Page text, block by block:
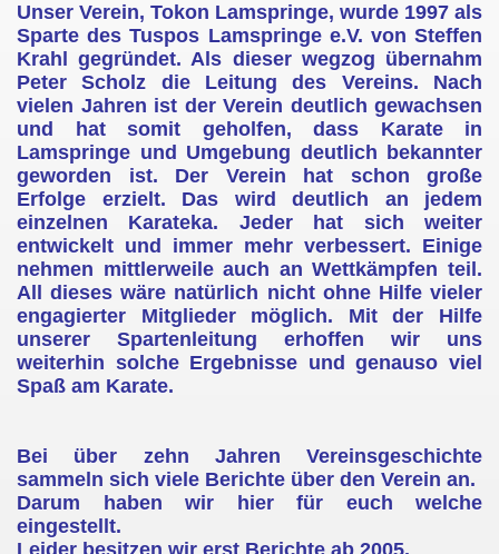
Unser Verein, Tokon Lamspringe, wurde 1997 als
Sparte des Tuspos Lamspringe e.V. von Steffen
Krahl gegründet. Als dieser wegzog übernahm
Peter Scholz die Leitung des Vereins. Nach
vielen Jahren ist der Verein deutlich gewachsen
und hat somit geholfen, dass Karate in
Lamspringe und Umgebung deutlich bekannter
geworden ist. Der Verein hat schon große
Erfolge erzielt. Das wird deutlich an jedem
einzelnen Karateka. Jeder hat sich weiter
entwickelt und immer mehr verbessert. Einige
nehmen mittlerweile auch an Wettkämpfen teil.
All dieses wäre natürlich nicht ohne Hilfe vieler
engagierter Mitglieder möglich. Mit der Hilfe
unserer Spartenleitung erhoffen wir uns
weiterhin solche Ergebnisse und genauso viel
Spaß am Karate.
Bei über zehn Jahren Vereinsgeschichte
sammeln sich viele Berichte über den Verein an.
Darum haben wir hier für euch welche
eingestellt.
Leider besitzen wir erst Berichte ab 2005.